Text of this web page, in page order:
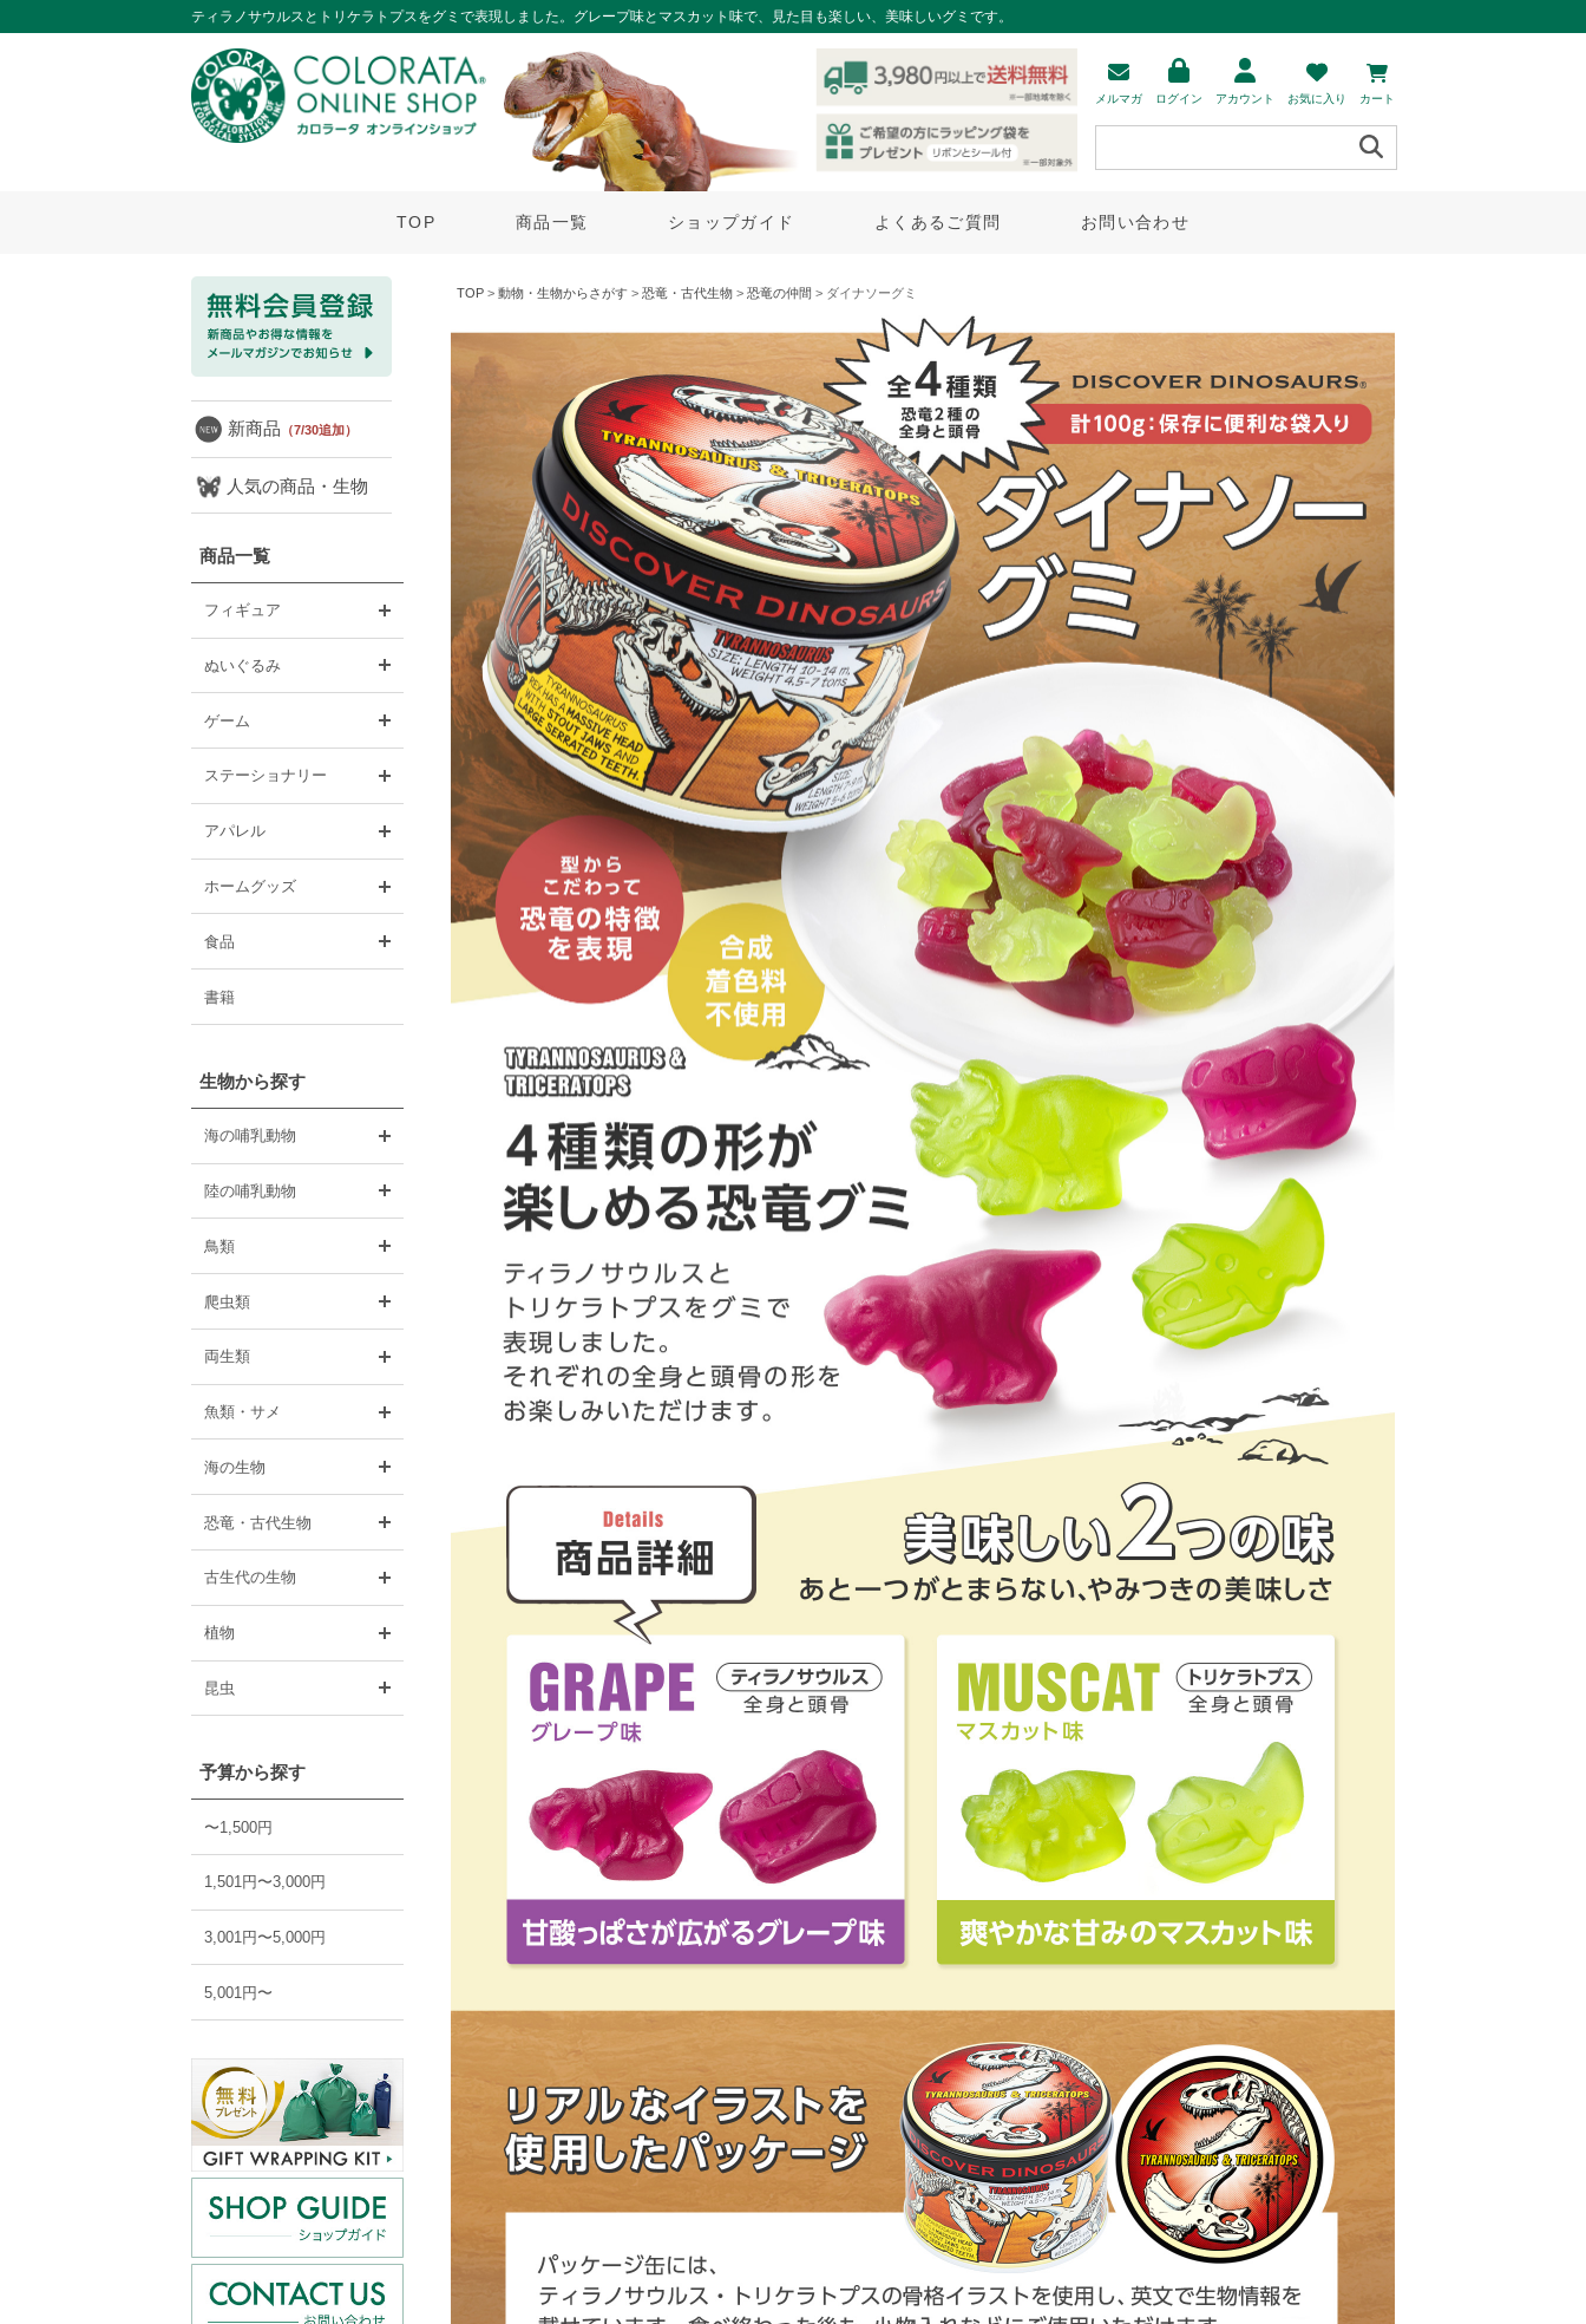
ティラノサウルスとトリケラトプスをグミで表現しました。グレープ味とマスカット味で、見た目も楽しい、美味しいグミです。
メルマガ ログイン アカウント お気に入り カート
TOP 商品一覧 ショップガイド よくあるご質問 お問い合わせ
新商品 （7/30追加）
人気の商品・生物
商品一覧
フィギュア
ぬいぐるみ
ゲーム
ステーショナリー
アパレル
ホームグッズ
食品
書籍
生物から探す
海の哺乳動物
陸の哺乳動物
鳥類
爬虫類
両生類
魚類・サメ
海の生物
恐竜・古代生物
古生代の生物
植物
昆虫
予算から探す
〜1,500円
1,501円〜3,000円
3,001円〜5,000円
5,001円〜
TOP > 動物・生物からさがす > 恐竜・古代生物 > 恐竜の仲間 > ダイナソーグミ